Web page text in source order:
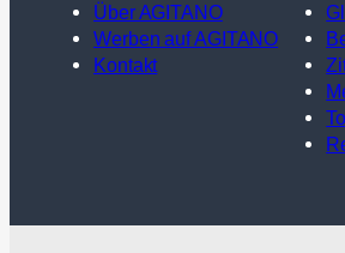
Über AGITANO
Werben auf AGITANO
Kontakt